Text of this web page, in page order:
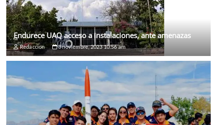
Endurece UAQ acceso a instalaciones, ante amenazas
Redaccion 3 noviembre, 2023 10:56 am